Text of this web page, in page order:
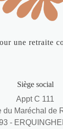
une retraite
Siège social
Appt C 111
du Maréchal de
-